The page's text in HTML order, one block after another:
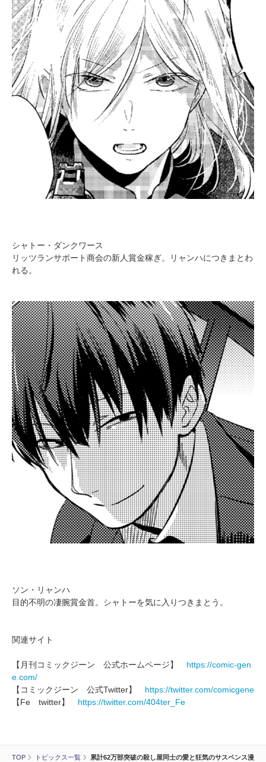
TOP トピックス一覧 累計62万部突破の殺し屋同士の愛と狂気のサスペンス漫
シャトー・ダンクワース
リッツランサポート商会の新人賞金稼ぎ。リャンハにつきまとわ
れる。
ソン・リャンハ
目的不明の凄腕賞金首。シャトーを気に入りつきまとう。
関連サイト
【月刊コミックジーン 公式ホームページ】 https://comic-gen
e.com/
【コミックジーン 公式Twitter】 https://twitter.com/comicgene
【Fe twitter】 https://twitter.com/404ter_Fe